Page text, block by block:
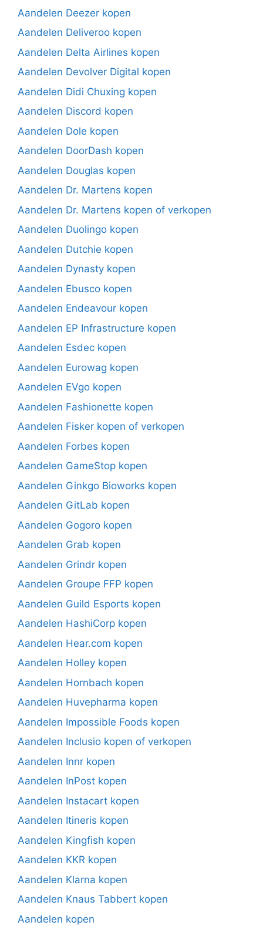
Aandelen Deezer kopen
Aandelen Deliveroo kopen
Aandelen Delta Airlines kopen
Aandelen Devolver Digital kopen
Aandelen Didi Chuxing kopen
Aandelen Discord kopen
Aandelen Dole kopen
Aandelen DoorDash kopen
Aandelen Douglas kopen
Aandelen Dr. Martens kopen
Aandelen Dr. Martens kopen of verkopen
Aandelen Duolingo kopen
Aandelen Dutchie kopen
Aandelen Dynasty kopen
Aandelen Ebusco kopen
Aandelen Endeavour kopen
Aandelen EP Infrastructure kopen
Aandelen Esdec kopen
Aandelen Eurowag kopen
Aandelen EVgo kopen
Aandelen Fashionette kopen
Aandelen Fisker kopen of verkopen
Aandelen Forbes kopen
Aandelen GameStop kopen
Aandelen Ginkgo Bioworks kopen
Aandelen GitLab kopen
Aandelen Gogoro kopen
Aandelen Grab kopen
Aandelen Grindr kopen
Aandelen Groupe FFP kopen
Aandelen Guild Esports kopen
Aandelen HashiCorp kopen
Aandelen Hear.com kopen
Aandelen Holley kopen
Aandelen Hornbach kopen
Aandelen Huvepharma kopen
Aandelen Impossible Foods kopen
Aandelen Inclusio kopen of verkopen
Aandelen Innr kopen
Aandelen InPost kopen
Aandelen Instacart kopen
Aandelen Itineris kopen
Aandelen Kingfish kopen
Aandelen KKR kopen
Aandelen Klarna kopen
Aandelen Knaus Tabbert kopen
Aandelen kopen